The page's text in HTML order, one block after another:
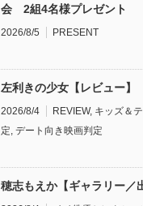
会 2組4名様プレゼント
2026/8/5 PRESENT
左利きの少女【レビュー】
2026/8/4 REVIEW, キッズ＆
定, デート向き映画判定
穂志もえか【ギャラリー／